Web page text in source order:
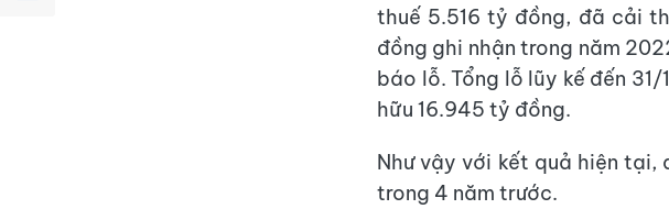
thuế 5.516 tỷ đồng, đã cải
đồng ghi nhận trong năm
báo lỗ. Tổng lỗ lũy kế đến
hữu 16.945 tỷ đồng.
Như vậy với kết quả hiện
trong 4 năm trước.